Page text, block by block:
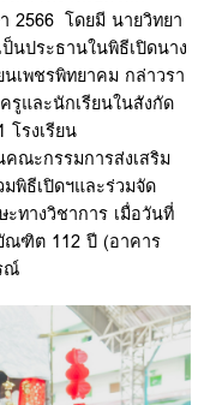
2566 โดยมี นายวิทยา
นประธานในพิธีเปิดนาง
เพชรพิทยาคม กล่าวรา
และนักเรียนในสังกัด
รงเรียน
ณะกรรมการส่งเสริม
พิธีเปิดฯและร่วมจัด
ทางวิชาการ เมื่อวันที่
ณฑิต 112 ปี (อาคาร
ณ์